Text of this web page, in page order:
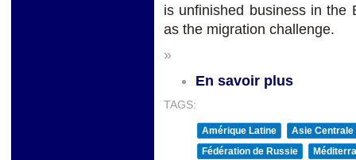
is unfinished business in the
as the migration challenge.
»
En savoir plus
TAGS:
Amérique Latine
Asie Centrale
Fédération de Russie